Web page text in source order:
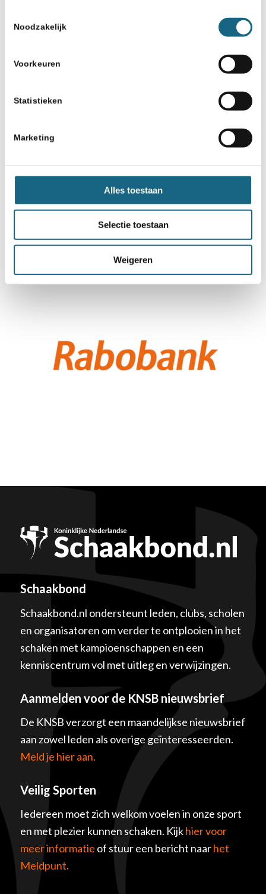
Noodzakelijk
Voorkeuren
Statistieken
Marketing
Alles toestaan
Selectie toestaan
Weigeren
Schaakbond
Schaakbond.nl ondersteunt leden, clubs, scholen
en organisatoren om verder te ontplooien in het
schaken met kampioenschappen en een
kenniscentrum vol met uitleg en verwijzingen.
Aanmelden voor de KNSB nieuwsbrief
De KNSB verzorgt een maandelijkse nieuwsbrief
aan zowel leden als overige geïnteresseerden.
Meld je hier aan.
Veilig Sporten
Iedereen moet zich welkom voelen in onze sport
en met plezier kunnen schaken. Kijkhier voor
meer informatie of stuur een bericht naarhet
Meldpunt.